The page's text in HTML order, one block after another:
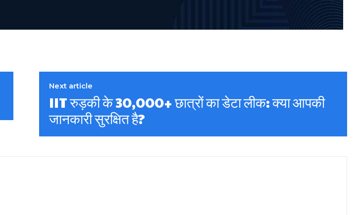
Next article
IIT रुड़की के 30,000+ छात्रों का डेटा लीक: क्या आपकी
जानकारी सुरक्षित है?